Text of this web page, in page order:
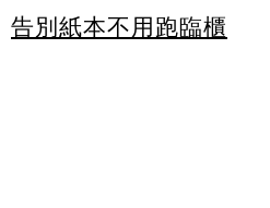
告別紙本不用跑臨櫃